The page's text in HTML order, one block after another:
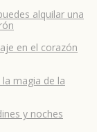
alquilar una
en el corazón
magia de la
y noches